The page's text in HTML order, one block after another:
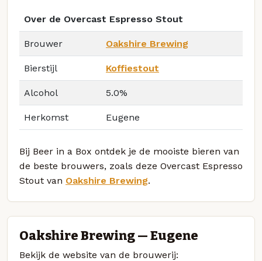
Over de Overcast Espresso Stout
Brouwer Oakshire Brewing
Bierstijl Koffiestout
Alcohol 5.0%
Herkomst Eugene
Bij Beer in a Box ontdek je de mooiste bieren van
de beste brouwers, zoals deze Overcast Espresso
Stout van Oakshire Brewing.
Oakshire Brewing — Eugene
Bekijk de website van de brouwerij: